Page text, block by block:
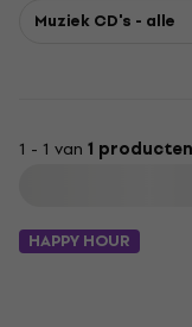
Muziek CD's - alle
1 - 1 van 1 producten
HAPPY HOUR